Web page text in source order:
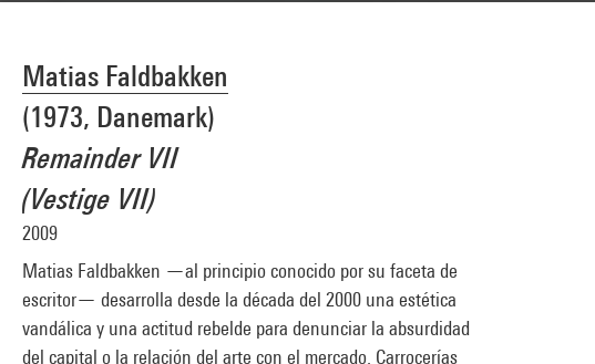
Matias Faldbakken
(1973, Danemark)
Remainder VII
(Vestige VII)
2009
Matias Faldbakken —al principio conocido por su faceta de
escritor— desarrolla desde la década del 2000 una estética
vandálica y una actitud rebelde para denunciar la absurdidad
del capital o la relación del arte con el mercado. Carrocerías